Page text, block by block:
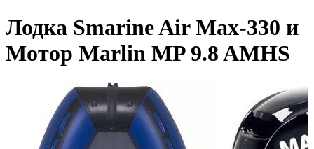
Лодка Smarine Air Max-330 и
Мотор Marlin MP 9.8 AMHS